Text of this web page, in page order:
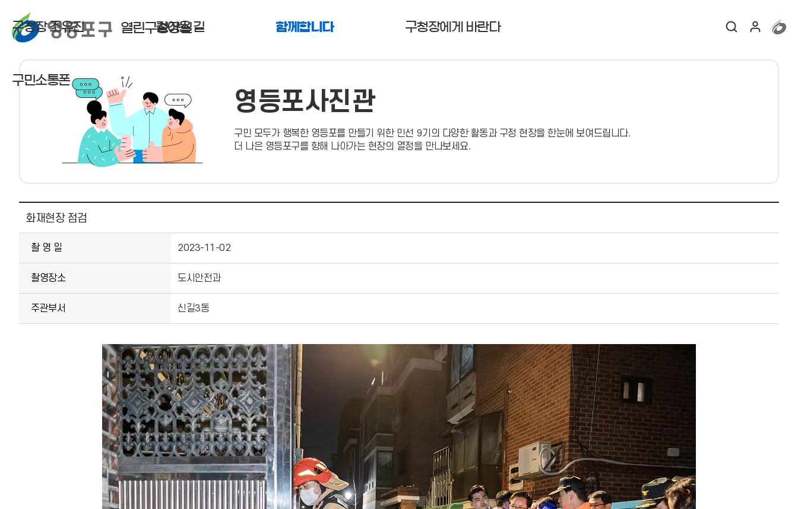
열린구청장실
구청장 조유진 걸어온 길 함께합니다 구청장에게 바란다
구민소통폰
영등포사진관
구민 모두가 행복한 영등포를 만들기 위한 민선 9기의 다양한 활동과 구정 현장을 한눈에 보여드립니다.
더 나은 영등포구를 향해 나아가는 현장의 열정을 만나보세요.
사진뉴스 상세보기 - , 제목, 촬 영 일, 촬영장소, 주관부서, 내용, 파일의 정보를 제공합니다.
화재현장 점검
촬 영 일 2023-11-02
촬영장소 도시안전과
주관부서 신길3동